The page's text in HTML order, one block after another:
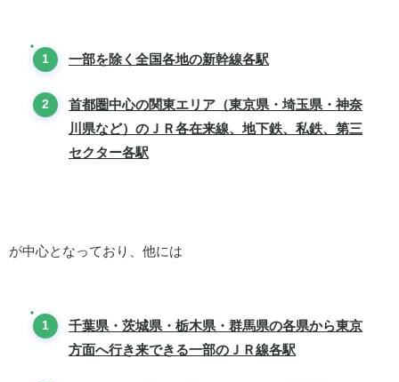
一部を除く全国各地の新幹線各駅
首都圏中心の関東エリア（東京県・埼玉県・神奈
川県など）のＪＲ各在来線、地下鉄、私鉄、第三
セクター各駅
が中心となっており、他には
千葉県・茨城県・栃木県・群馬県の各県から東京
方面へ行き来できる一部のＪＲ線各駅